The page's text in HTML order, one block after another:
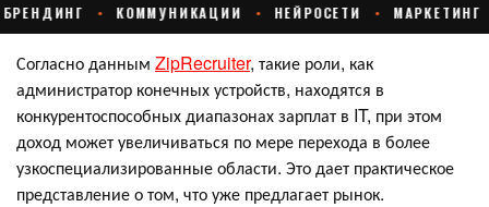
Согласно данным ZipRecruiter, такие роли, как
администратор конечных устройств, находятся в
конкурентоспособных диапазонах зарплат в IT, при этом
доход может увеличиваться по мере перехода в более
узкоспециализированные области. Это дает практическое
представление о том, что уже предлагает рынок.